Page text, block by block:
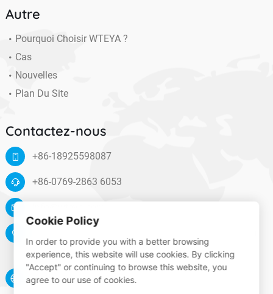
Autre
Pourquoi Choisir WTEYA ?
Cas
Nouvelles
Plan Du Site
Contactez-nous
+86-18925598087
+86-0769-2863 6053
District, Dongguan, Guangdong, China
www.wteya.com
Cookie Policy
In order to provide you with a better browsing
experience, this website will use cookies. By clicking
"Accept" or continuing to browse this website, you
agree to our use of cookies.